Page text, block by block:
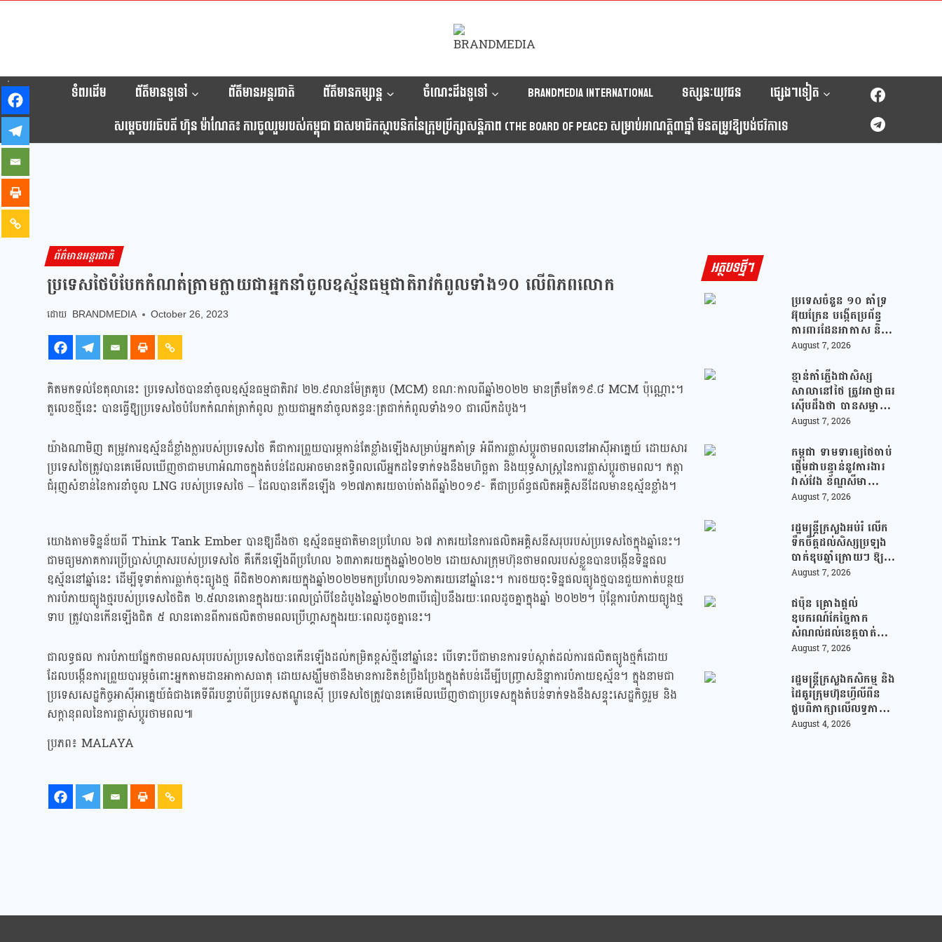
ទំពរដើម ព័ត៌មានទូទៅ ព័ត៌មានអន្តរជាតិ ព័ត៌មានកម្សាន្ត ចំណេះដឹងទូទៅ Brandmedia international ទស្សនៈយុវជន
ផ្សេងៗទៀត
សម្តេចបវរធិបតី ហ៊ុន ម៉ាណែត៖ ការចូលរួមរបស់កម្ពុជា ជាសមាជិកស្ថាបនិកនៃក្រុមប្រឹក្សាសន្តិភាព (The Board Of Peace) សម្រាប់អាណត្តិ៣ឆ្នាំ មិនតម្រូវឱ្យបង់ថវិកាទេ
ព័ត៌មានអន្តរជាតិ
ប្រទេសថៃបំបែកកំណត់ត្រាមក្លាយជាអ្នកនាំចូលឧស្ម័នធម្មជាតិរាវកំពូលទាំង១០ លើពិភពលោក
BRANDMEDIA October 26, 2023
គិតមកទល់ខែតុលានេះ ប្រទេសថៃបាននាំចូលឧស្ម័នធម្មជាតិរាវ ២២.៩លានម៉ែត្រគូប (MCM) ខណៈកាលពីឆ្នាំ២០២២ មានត្រឹមតែ១៩.៨ MCM ប៉ុណ្ណោះ។
តួលេខថ្មីនេះ បានធ្វើឱ្យប្រទេសថៃបំបែកកំណត់ត្រាកំពូល ក្លាយជាអ្នកនាំចូលឥន្ធនៈត្រជាក់កំពូលទាំង១០ ជាលើកដំបូង។
យ៉ាងណាមិញ តម្រូវការឧស្ម័នដ៏ខ្លាំងក្លារបស់ប្រទេសថៃ គឺជាការព្រួយបារម្ភកាន់តែខ្លាំងឡើងសម្រាប់អ្នកគាំទ្រ អំពីការផ្លាស់ប្តូរថាមពលនៅអាស៊ីអាគ្នេយ៍ ដោយសារ
ប្រទេសថៃត្រូវបានគេមើលឃើញថាជាមហាអំណាចក្នុងតំបន់ដែលអាចមានឥទ្ធិពលលើអ្នកដទៃទាក់ទងនឹងមហិច្ឆតា និងយុទ្ធសាស្រ្តនៃការផ្លាស់ប្តូរថាមពល។ កត្តា
ជំរុញសំខាន់នៃការនាំចូល LNG របស់ប្រទេសថៃ – ដែលបានកើនឡើង ១២៧ភាគរយចាប់តាំងពីឆ្នាំ២០១៩- គឺជាប្រព័ន្ធផលិតអគ្គិសនីដែលមានឧស្ម័នខ្លាំង។
យោងតាមទិន្នន័យពី Think Tank Ember បានឱ្យដឹងថា ឧស្ម័នធម្មជាតិមានប្រហែល ៦៧ ភាគរយនៃការផលិតអគ្គិសនីសរុបរបស់ប្រទេសថៃក្នុងឆ្នាំនេះ។
ជាមធ្យមភាគការប្រើប្រាស់ហ្គាសរបស់ប្រទេសថៃ គឺកើនឡើងពីប្រហែល ៦៣ភាគរយក្នុងឆ្នាំ២០២២ ដោយសារក្រុមហ៊ុនថាមពលរបស់ខ្លួនបានបង្កើនទិន្នផល
ឧស្ម័ននៅឆ្នាំនេះ ដើម្បីទូទាត់ការធ្លាក់ចុះធ្យូងថ្ម ពីជិត២០ភាគរយក្នុងឆ្នាំ២០២២មកប្រហែល១៦ភាគរយនៅឆ្នាំនេះ។ ការថយចុះទិន្នផលធ្យូងថ្មបានជួយកាត់បន្ថយ
ការបំភាយធ្យូងថ្មរបស់ប្រទេសថៃជិត ២.៥លានតោនក្នុងរយៈពេលប្រាំបីខែដំបូងនៃឆ្នាំ២០២៣បើធៀបនឹងរយៈពេលដូចគ្នាក្នុងឆ្នាំ ២០២២។ ប៉ុន្តែការបំភាយធ្យូងថ្ម
ទាប ត្រូវបានកើនឡើងជិត ៥ លានតោនពីការផលិតថាមពលប្រើហ្គាសក្នុងរយៈពេលដូចគ្នានេះ។
ជាលទ្ធផល ការបំភាយផ្នែកថាមពលសរុបរបស់ប្រទេសថៃបានកើនឡើងដល់កម្រិតខ្ពស់ថ្មីនៅឆ្នាំនេះ បើទោះបីជាមានការទប់ស្កាត់ដល់ការផលិតធ្យូងថ្មក៏ដោយ
ដែលបង្កើនការព្រួយបារម្ភចំពោះអ្នកតាមដានអាកាសធាតុ ដោយសង្ឃឹមថានឹងមានការខិតខំប្រឹងប្រែងក្នុងតំបន់ដើម្បីបញ្ច្រាសនិន្នាការបំភាយឧស្ម័ន។ ក្នុងនាមជា
ប្រទេសសេដ្ឋកិច្ចអាស៊ីអាគ្នេយ៍ធំជាងគេទីពីរបន្ទាប់ពីប្រទេសឥណ្ឌូនេស៊ី ប្រទេសថៃត្រូវបានគេមើលឃើញថាជាប្រទេសក្នុងតំបន់ទាក់ទងនឹងសន្ទុះសេដ្ឋកិច្ចរួម និង
សក្តានុពលនៃការផ្លាស់ប្តូរថាមពល៕
ប្រភព៖ MALAYA
អត្ថបទថ្មីៗ
ប្រទេសចំនួន ១០ គាំទ្រ
អ៊ុយក្រែន បង្កើតប្រព័ន្ធ
ការពារដែនអាកាស និងមី
ស៊ីលបាលីស្ទិក រួមគ្នាជា
August 7, 2026
ខ្មាន់កាំភ្លើងជាសិស្ស
សាលានៅថៃ ត្រូវអាជ្ញាធរ
ស៊ើបដឹងថា បានសម្លាប់
យាយតារបស់ខ្លួន មុន
នៅសាលារៀន
August 7, 2026
កម្ពុជា ទាមទារឲ្យថៃចាប់
ផ្តើមជាបន្ទាន់នូវការងារ
វាស់វែង ខ័ណ្ឌសីមា
ព្រំដែនគោគ (JBC) និង
សសឹកវិលទៅលំនៅឋាន
វិញ ដោយគ្មានការរារាំង
August 7, 2026
រដ្ឋមន្រ្តីក្រសួងអប់រំ លើក
ទឹកចិត្តដល់សិស្សប្រឡង
បាក់ឌុបឆ្នាំក្រោយៗ ឱ្យ
ជ្រើសរើសយកការប្រឡង
ឆ្លើយតបទៅនឹងតម្រូវការ
ធនធានមនុស្សក្នុងយុគ
សម័យបច្ចេកវិទ្យា
August 7, 2026
ជប៉ុន គ្រោងផ្តល់
ឧបករណ៍កែច្នៃកាក
សំណល់ដល់ខេត្តបាត់
ដំបង ដើម្បីជួយលើក
គ្រប់គ្រងសំណល់
August 7, 2026
រដ្ឋមន្រ្តីក្រសួងកសិកម្ម និង
ដៃគូរក្រុមហ៊ុនហ្វីលីពីន
ជួបពិភាក្សាលើលទ្ធភាព
ជំរុញការនាំចេញកសិផល
August 4, 2026